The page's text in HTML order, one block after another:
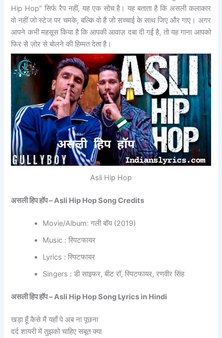
Hip Hop” सिर्फ रैप नहीं, यह एक सोच है। यह बताता है कि असली कलाकार
वो नहीं जो स्टेज पर चमके, बल्कि वो है जो सच्चाई के साथ जिए और गाए। अगर
आपने कभी महसूस किया है कि आपकी आवाज़ दबा दी गई है, तो यह गाना आपको
फिर से ज़ोर से बोलने की हिम्मत देता है।
Asli Hip Hop
असली हिप हॉप – Asli Hip Hop Song Credits
Movie/Album: गली बॉय (2019)
Music : स्पिटफायर
Lyrics : स्पिटफायर
Singers : डी साइफर, बीट रॉ, स्पिटफायर, रणवीर सिंह
असली हिप हॉप – Asli Hip Hop Song Lyrics in Hindi
खड़ा हूँ कैसे मैं यहाँ पे अब ना पूछना
दर्द शायरी में तुझको चाहिए सबूत क्या